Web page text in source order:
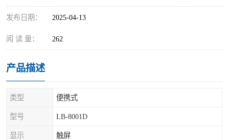
发布日期： 2025-04-13
阅 读 量： 262
产品描述
类型 便携式
型号 LB-8001D
显示 触屏